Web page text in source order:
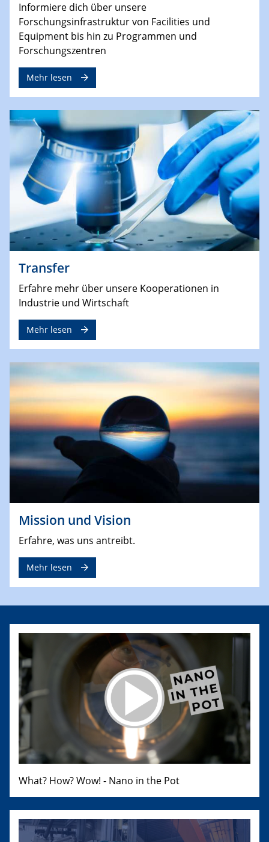
Informiere dich über unsere
Forschungsinfrastruktur von Facilities und
Equipment bis hin zu Programmen und
Forschungszentren
Mehr lesen
Transfer
Erfahre mehr über unsere Kooperationen in
Industrie und Wirtschaft
Mehr lesen
Mission und Vision
Erfahre, was uns antreibt.
Mehr lesen
What? How? Wow! - Nano in the Pot